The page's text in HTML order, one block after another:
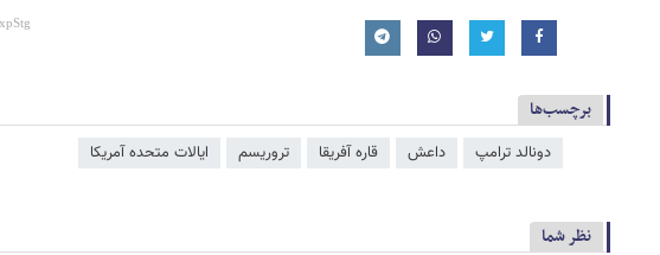
برچسب‌ها
دونالد ترامپ داعش قاره آفریقا تروریسم ایالات متحده آمریکا
نظر شما